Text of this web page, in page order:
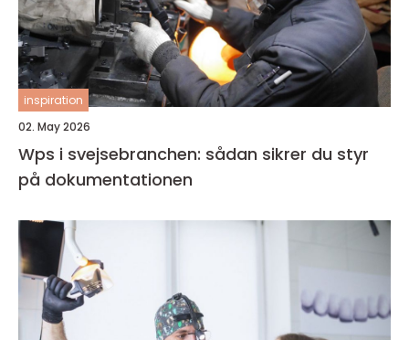
inspiration
02. May 2026
Wps i svejsebranchen: sådan sikrer du styr
på dokumentationen